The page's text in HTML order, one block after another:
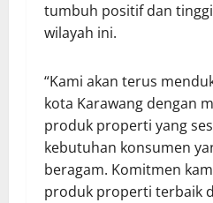
tumbuh positif dan
wilayah ini.
“Kami akan terus
kota Karawang dengan
produk properti yang
kebutuhan konsumen
beragam. Komitmen
produk properti terbaik